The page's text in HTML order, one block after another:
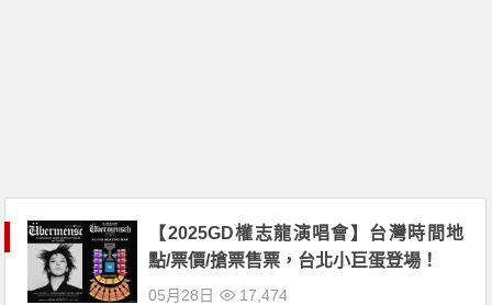
【2025GD權志龍演唱會】台灣時間地
點/票價/搶票售票，台北小巨蛋登場！
05月28日 17,474